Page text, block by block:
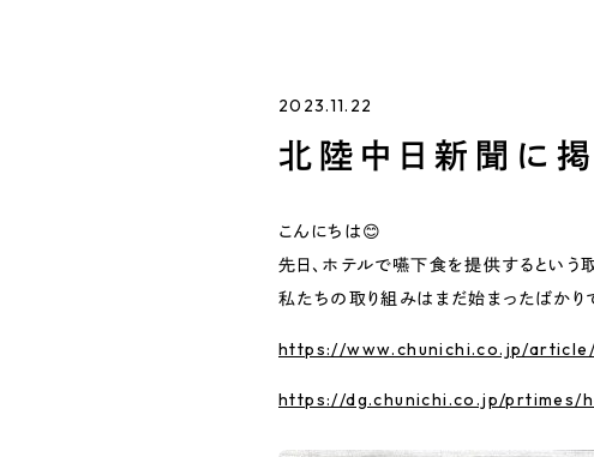
2023.11.22
北陸中日新聞に
こんにちは😊
先日、ホテルで嚥下食を提供するという
私たちの取り組みはまだ始まったばかり
https://www.chunichi.co.jp/
https://dg.chunichi.co.jp/prtimes/